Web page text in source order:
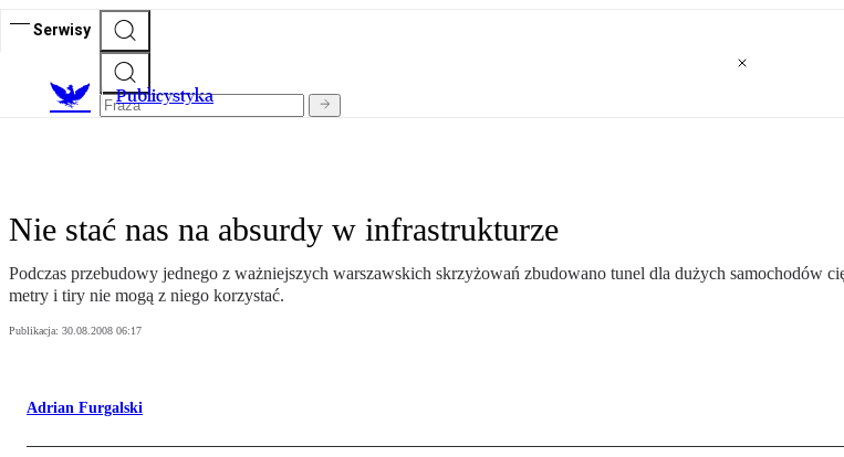
Serwisy
Publicystyka
Nie stać nas na absurdy w infrastrukturze
Podczas przebudowy jednego z ważniejszych warszawskich skrzyżowań zbudowano tunel dla dużych samochodów
metry i tiry nie mogą z niego korzystać.
Publikacja: 30.08.2008 06:17
Adrian Furgalski